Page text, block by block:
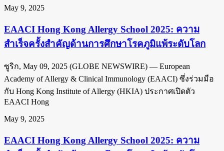
May 9, 2025
EAACI Hong Kong Allergy School 2025: ความ
สำเร็จครั้งสำคัญด้านการศึกษาโรคภูมิแพ้ระดับโลก
ซูริก, May 09, 2025 (GLOBE NEWSWIRE) — European
Academy of Allergy & Clinical Immunology (EAACI) ซึ่งร่วมมือ
กับ Hong Kong Institute of Allergy (HKIA) ประกาศเปิดตัว
EAACI Hong
May 9, 2025
EAACI Hong Kong Allergy School 2025: ความ